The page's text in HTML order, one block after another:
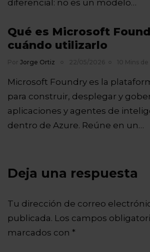
diferencial: no es un modelo…
Qué es Microsoft
cuándo utilizarlo
Por Jorge Ortiz 22/05/2026 10 Mins
Microsoft Foundry es la
para construir, desplegar y
aplicaciones y agentes de
dentro de Azure. Reúne en un…
Deja una respuesta
Tu dirección de correo
publicada. Los campos
marcados con *